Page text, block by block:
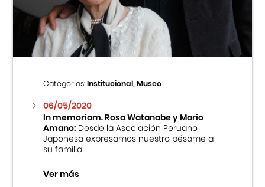
Centro Cultural Peruano Japonés
Cursos
Museo de la Inmigración Japonesa
Fondo Editorial
Teatro Peruano Japonés
Categorías:Institucional, Museo
06/05/2020
In memoriam. Rosa Watanabe y Mario
Amano:Desde la Asociación Peruano
Japonesa expresamos nuestro pésame a
su familia
Ver más